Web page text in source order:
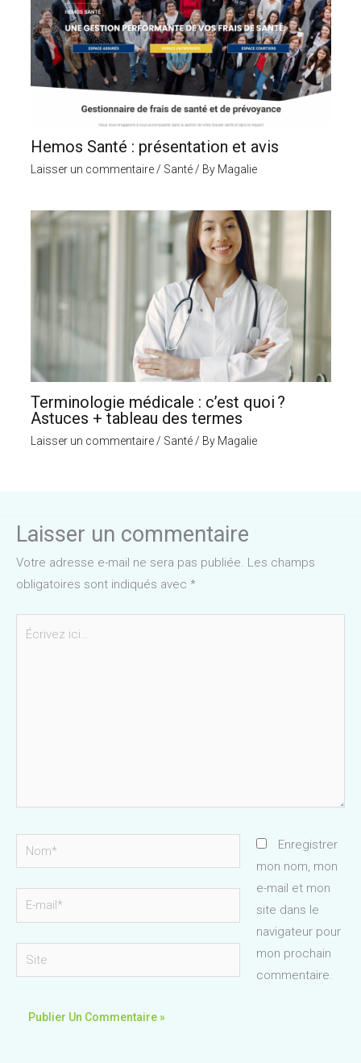
Hemos Santé : présentation et avis
Laisser un commentaire / Santé/ By Magalie
Terminologie médicale : c’est quoi ?
Astuces + tableau des termes
Laisser un commentaire / Santé/ By Magalie
Laisser un commentaire
Votre adresse e-mail ne sera pas publiée. Les champs
obligatoires sont indiqués avec *
Écrivez
Nom*
mail*
Site
Enregistrer
mon nom, mon
e-mail et mon
site dans le
navigateur pour
mon prochain
commentaire.